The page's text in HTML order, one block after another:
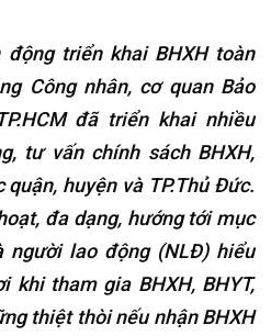
triển khai BHXH toàn
Công nhân, cơ quan Bảo
đã triển khai nhiều
tư vấn chính sách BHXH,
huyện và TP.Thủ Đức.
đa dạng, hướng tới mục
người lao động (NLĐ) hiểu
khi tham gia BHXH, BHYT,
thiệt thòi nếu nhận BHXH